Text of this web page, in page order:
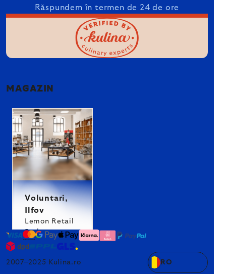
Răspundem în termen de 24 de ore
MAGAZIN
Voluntari,
Ilfov
Lemon Retail
Park
2007–2025 Kulina.ro RO